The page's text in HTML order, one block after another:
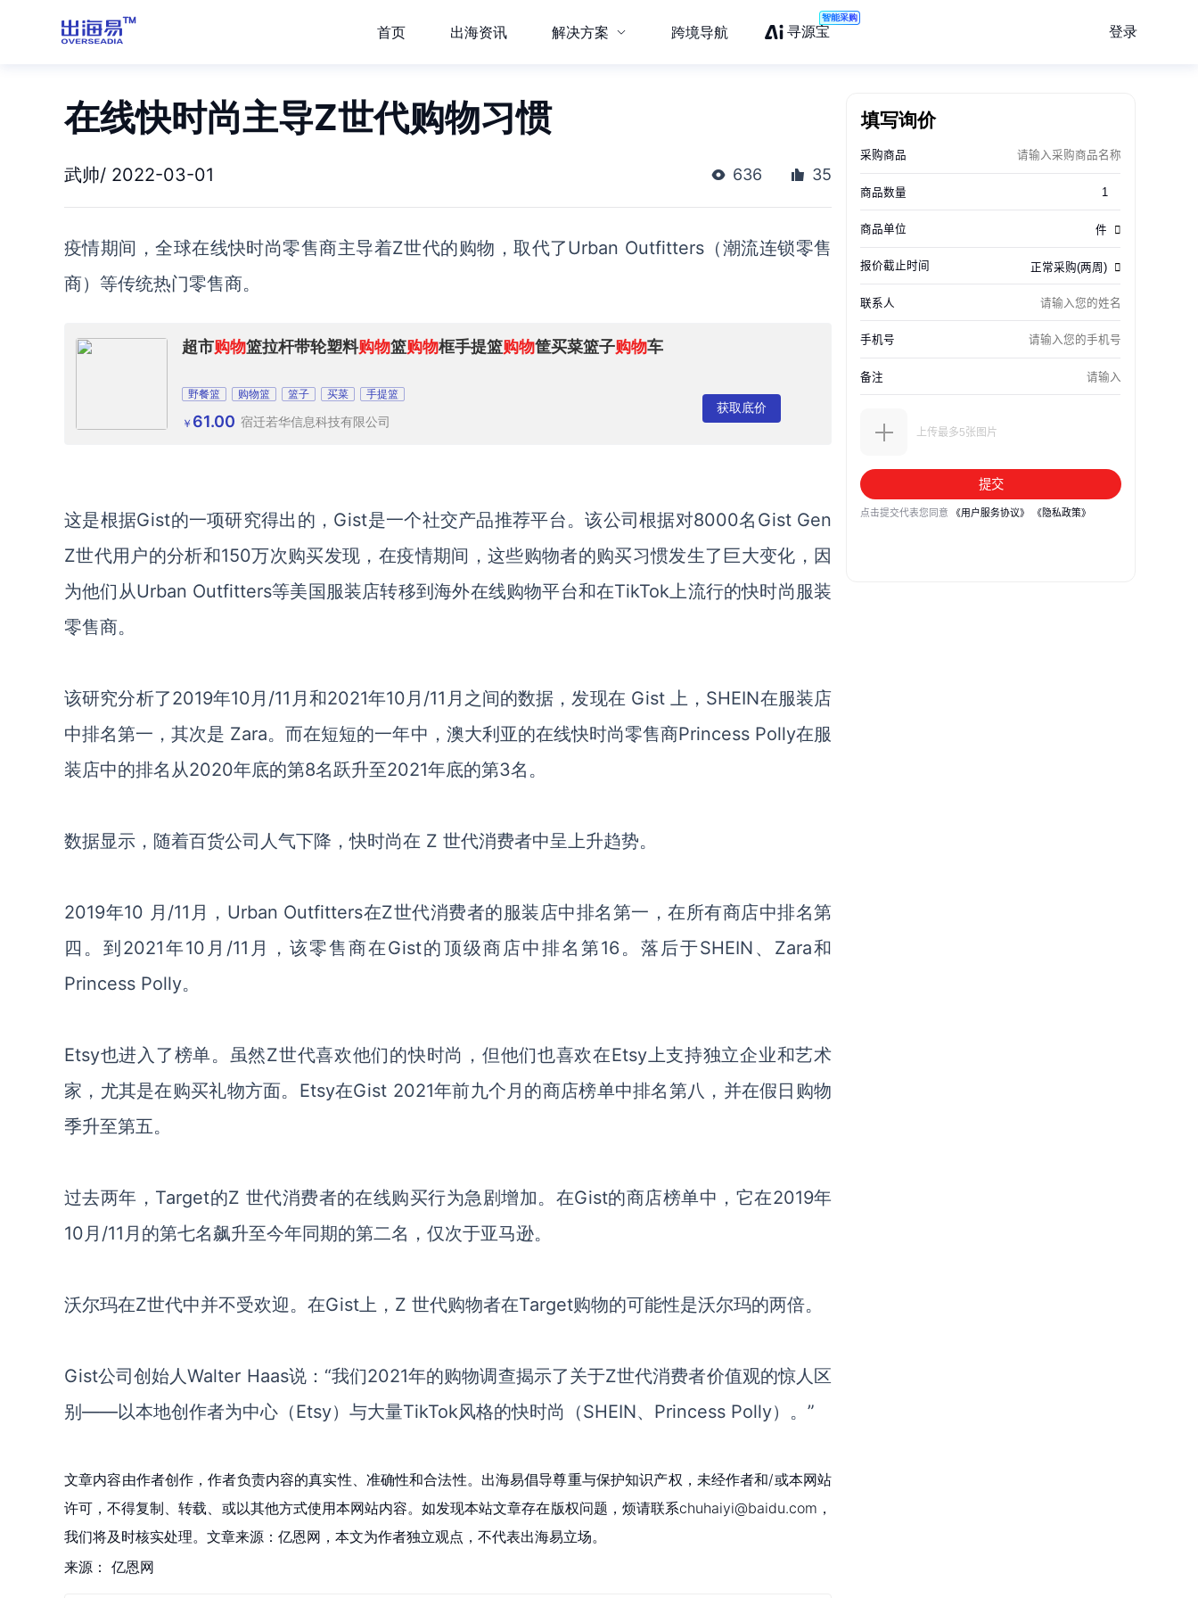
首页 出海资讯 解决方案 跨境导航 寻源宝
智能采购
登录
在线快时尚主导Z世代购物习惯
武帅/ 2022-03-01 636 35
疫情期间，全球在线快时尚零售商主导着Z世代的购物，取代了Urban Outfitters（潮流连锁零售
商） 等传统热门零售商。
超市购物篮拉杆带轮塑料购物篮购物框手提篮购物筐买菜篮子购物车
野餐篮 购物篮 篮子 买菜 手提篮
￥ 61.00 宿迁若华信息科技有限公司
获取底价
这是根据Gist的一项研究得出的，Gist是一个社交产品推荐平台。该公司根据对8000名Gist Gen
Z世代用户的分析和150万次购买发现，在疫情期间，这些购物者的购买习惯发生了巨大变化，因
为他们从Urban Outfitters等美国服装店转移到海外在线购物平台和在TikTok上流行的快时尚服装
零售商。
该研究分析了2019年10月/11月和2021年10月/11月之间的数据，发现在 Gist 上，SHEIN在服装店
中排名第一，其次是 Zara。而在短短的一年中，澳大利亚的在线快时尚零售商Princess Polly在服
装店中的排名从2020年底的第8名跃升至2021年底的第3名 。
数据显示，随着百货公司人气下降，快时尚在 Z 世代消费者中呈上升趋势。
2019年10 月/11月，Urban Outfitters在Z世代消费者的服装店中排名第一，在所有商店中排名第
四。到 2021年10月/11月，该零售商在Gist的顶级商店中排名第16。落后于SHEIN 、 Zara和
Princess Polly。
Etsy也进入了榜单。虽然Z世代喜欢他们的快时尚，但他们也喜欢在Etsy上支持独立企业和艺术
家，尤其是在购买礼物方面。Etsy在Gist 2021年前九个月的商店榜单中排名第八，并在假日购物
季升至第五。
过去两年， Target的Z 世代消费者的在线购买行为急剧增加。在Gist的商店榜单中，它在2019年
10月/11月的第七名飙升至今年同期的第二名，仅次于亚马逊。
沃尔玛在Z世代中并不受欢迎。在Gist上，Z 世代购物者在Target购物的可能性是沃尔玛的两倍。
Gist公司创始人Walter Haas说： “我们2021年的购物调查揭示了关于Z世代消费者价值观的惊人区
别 ——以本地创作者为中心（Etsy）与大量TikTok风格的快时尚（SHEIN、Princess Polly）。”
文章内容由作者创作，作者负责内容的真实性、准确性和合法性。出海易倡导尊重与保护知识产权，未经作者和/或本网站
许可，不得复制、转载、或以其他方式使用本网站内容。如发现本站文章存在版权问题，烦请联系chuhaiyi@baidu.com，
我们将及时核实处理。文章来源：亿恩网，本文为作者独立观点，不代表出海易立场。
来源： 亿恩网
填写询价